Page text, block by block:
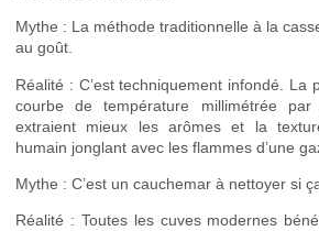
Mythe : La méthode traditionnelle à la
au goût.
Réalité : C’est techniquement infondé. La
courbe de température millimétrée par
extraient mieux les arômes et la
humain jonglant avec les flammes d’une
Mythe : C’est un cauchemar à nettoyer si
Réalité : Toutes les cuves modernes